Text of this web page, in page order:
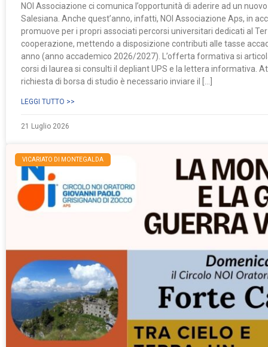
NOI Associazione ci comunica l’opportunità di aderire ad un
Salesiana. Anche quest’anno, infatti, NOI Associazione Aps, in
promuove per i propri associati percorsi universitari dedicati al
cooperazione, mettendo a disposizione contributi alle tasse
anno (anno accademico 2026/2027). L’offerta formativa si
corsi di laurea si consulti il depliant UPS e la lettera informativa.
richiesta di borsa di studio è necessario inviare il […]
LEGGI TUTTO >>
21 Luglio 2026
VICARIATO DI MONTEGALDA